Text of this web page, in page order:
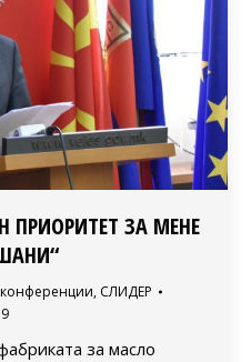
ПРИОРИТЕТ ЗА МЕНЕ
, СЛИДЕР
за масло